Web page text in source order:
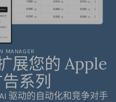
MANAGER
展您的 Apple
系列
驱动的自动化和竞争对手